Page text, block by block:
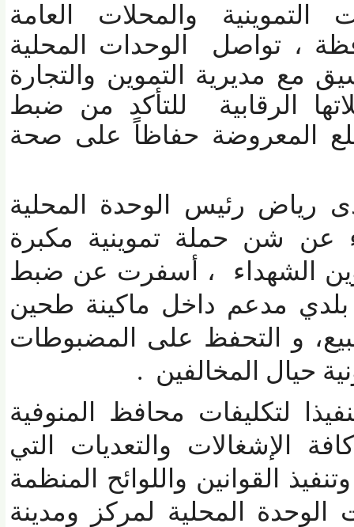
والمحلات العامة
، تواصل الوحدات المحلية
مع مديرية التموين والتجارة
الرقابية للتأكد من ضبط
المعروضة حفاظاً على صحة
رئيس الوحدة المحلية
شن حملة تموينية مكبرة
الشهداء ، أسفرت عن ضبط
بلدي مدعم داخل ماكينة طحين
و التحفظ على المضبوطات
حيال المخالفين .
لتكليفات محافظ المنوفية
الإشغالات
والتعديات التي
القوانين واللوائح المنظمة
المحلية لمركز ومدينة